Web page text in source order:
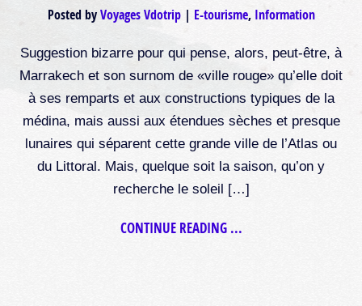
Posted byVoyages Vdotrip E-tourisme, Information
Suggestion bizarre pour qui pense, alors, peut-être, à
Marrakech et son surnom de «ville rouge» qu’elle doit
à ses remparts et aux constructions typiques de la
médina, mais aussi aux étendues sèches et presque
lunaires qui séparent cette grande ville de l’Atlas ou
du Littoral. Mais, quelque soit la saison, qu’on y
recherche le soleil […]
CONTINUE READING ...